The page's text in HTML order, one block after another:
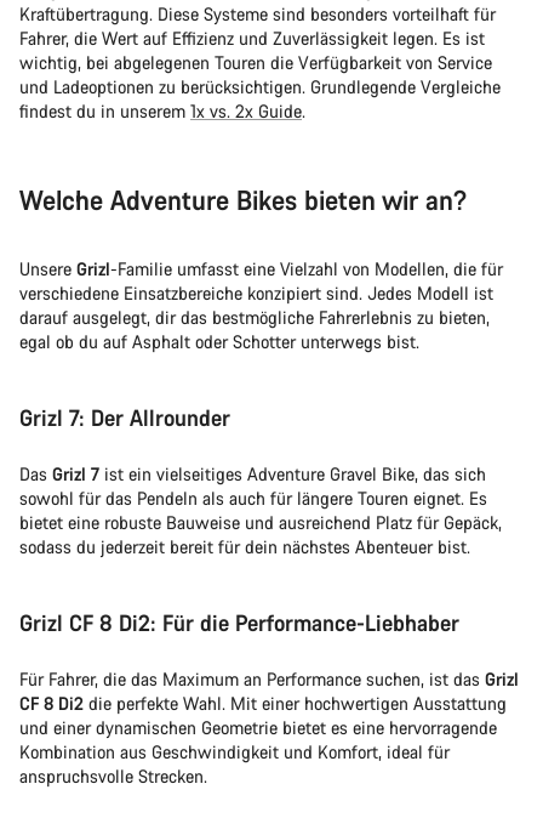
Kraftübertragung. Diese Systeme sind besonders vorteilhaft für
Fahrer, die Wert auf Effizienz und Zuverlässigkeit legen. Es ist
wichtig, bei abgelegenen Touren die Verfügbarkeit von Service
und Ladeoptionen zu berücksichtigen. Grundlegende Vergleiche
findest du in unserem 1x vs. 2x Guide.
Welche Adventure Bikes bieten wir an?
Unsere Grizl-Familie umfasst eine Vielzahl von Modellen, die für
verschiedene Einsatzbereiche konzipiert sind. Jedes Modell ist
darauf ausgelegt, dir das bestmögliche Fahrerlebnis zu bieten,
egal ob du auf Asphalt oder Schotter unterwegs bist.
Grizl 7: Der Allrounder
Das Grizl 7 ist ein vielseitiges Adventure Gravel Bike, das sich
sowohl für das Pendeln als auch für längere Touren eignet. Es
bietet eine robuste Bauweise und ausreichend Platz für Gepäck,
sodass du jederzeit bereit für dein nächstes Abenteuer bist.
Grizl CF 8 Di2: Für die Performance-Liebhaber
Für Fahrer, die das Maximum an Performance suchen, ist das Grizl
CF 8 Di2 die perfekte Wahl. Mit einer hochwertigen Ausstattung
und einer dynamischen Geometrie bietet es eine hervorragende
Kombination aus Geschwindigkeit und Komfort, ideal für
anspruchsvolle Strecken.